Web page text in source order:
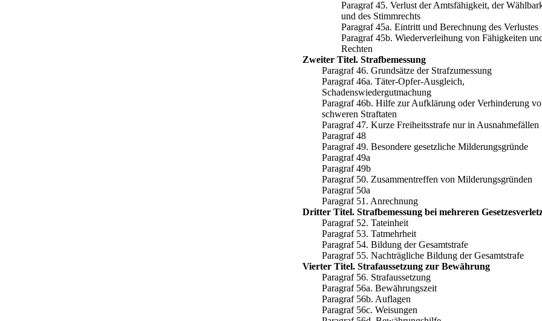
Paragraf 45. Verlust der Amtsfähigkeit, der
und des Stimmrechts
Paragraf 45a. Eintritt und Berechnung des Verlustes
Paragraf 45b. Wiederverleihung von Fähigkeiten
Rechten
Zweiter Titel. Strafbemessung
Paragraf 46. Grundsätze der Strafzumessung
Paragraf 46a. Täter-Opfer-Ausgleich,
Schadenswiedergutmachung
Paragraf 46b. Hilfe zur Aufklärung oder Verhinderung
schweren Straftaten
Paragraf 47. Kurze Freiheitsstrafe nur in Ausnahmefällen
Paragraf 48
Paragraf 49. Besondere gesetzliche Milderungsgründe
Paragraf 49a
Paragraf 49b
Paragraf 50. Zusammentreffen von Milderungsgründen
Paragraf 50a
Paragraf 51. Anrechnung
Dritter Titel. Strafbemessung bei mehreren
Paragraf 52. Tateinheit
Paragraf 53. Tatmehrheit
Paragraf 54. Bildung der Gesamtstrafe
Paragraf 55. Nachträgliche Bildung der Gesamtstrafe
Vierter Titel. Strafaussetzung zur Bewährung
Paragraf 56. Strafaussetzung
Paragraf 56a. Bewährungszeit
Paragraf 56b. Auflagen
Paragraf 56c. Weisungen